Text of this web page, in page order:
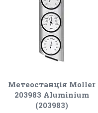
Метеостанція Moller
203983 Aluminium
(203983)